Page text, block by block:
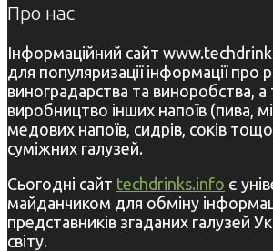
Про нас
Інформаційний сайт
для популяризації інформації про
виноградарства та виноробства,
виробництво інших напоїв (пива,
медових напоїв, сидрів, соків
суміжних галузей.
Сьогодні сайт techdrinks.info є
майданчиком для обміну
представників згаданих галузей
світу.